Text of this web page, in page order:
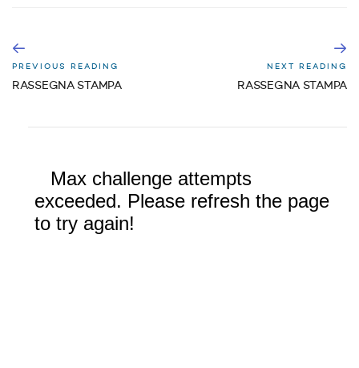
PREVIOUS READING
RASSEGNA STAMPA
NEXT READING
RASSEGNA STAMPA